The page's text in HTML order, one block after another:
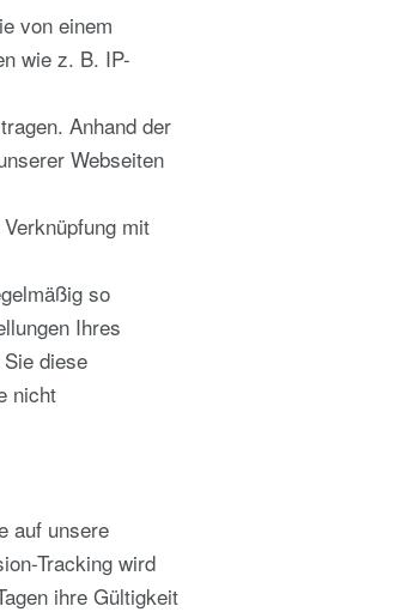
von einem
wie z. B. IP-
Anhand der
Webseiten
mit
so
Ihres
diese
nicht
auf unsere
Tracking wird
ihre Gültigkeit